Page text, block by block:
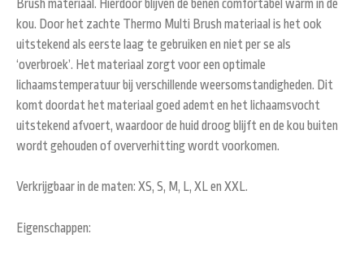
Brush materiaal. Hierdoor blijven de benen comfortabel warm in de
kou. Door het zachte Thermo Multi Brush materiaal is het ook
uitstekend als eerste laag te gebruiken en niet per se als
‘overbroek’. Het materiaal zorgt voor een optimale
lichaamstemperatuur bij verschillende weersomstandigheden. Dit
komt doordat het materiaal goed ademt en het lichaamsvocht
uitstekend afvoert, waardoor de huid droog blijft en de kou buiten
wordt gehouden of oververhitting wordt voorkomen.
Verkrijgbaar in de maten: XS, S, M, L, XL en XXL.
Eigenschappen: